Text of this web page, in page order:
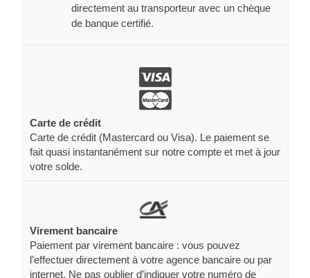
directement au transporteur avec un chèque
de banque certifié.
Carte de crédit
Carte de crédit (Mastercard ou Visa). Le paiement se
fait quasi instantanément sur notre compte et met à jour
votre solde.
Virement bancaire
Paiement par virement bancaire : vous pouvez
l’effectuer directement à votre agence bancaire ou par
internet. Ne pas oublier d’indiquer votre numéro de